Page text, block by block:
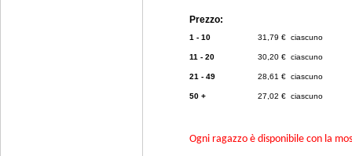
Prezzo:
1 - 10 31,79 € ciascuno
11 - 20 30,20 € ciascuno
21 - 49 28,61 € ciascuno
50 + 27,02 € ciascuno
Ogni ragazzo è disponibile con la